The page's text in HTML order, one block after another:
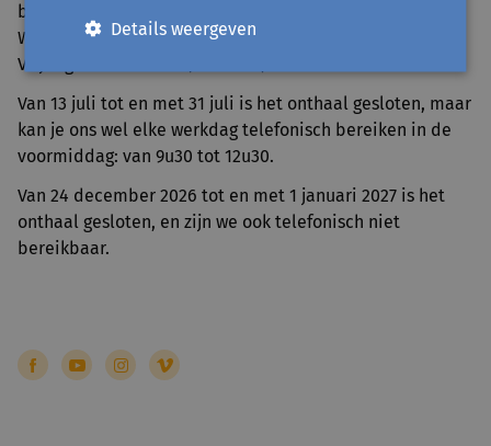
brugdag)
Woensdag 11 november (Wapenstilstand)
Vrijdag 25 december (Kerstmis)
Van 13 juli tot en met 31 juli is het onthaal gesloten, maar
kan je ons wel elke werkdag telefonisch bereiken in de
voormiddag: van 9u30 tot 12u30.
Van 24 december 2026 tot en met 1 januari 2027 is het
onthaal gesloten, en zijn we ook telefonisch niet
bereikbaar.
Details weergeven